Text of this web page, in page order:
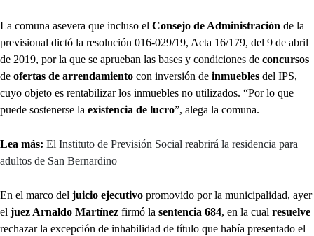
La comuna asevera que incluso el Consejo de Administración de la
previsional dictó la resolución 016-029/19, Acta 16/179, del 9 de abril
de 2019, por la que se aprueban las bases y condiciones de concursos
de ofertas de arrendamiento con inversión de inmuebles del IPS,
cuyo objeto es rentabilizar los inmuebles no utilizados. “Por lo que
puede sostenerse la existencia de lucro”, alega la comuna.
Lea más: El Instituto de Previsión Social reabrirá la residencia para
adultos de San Bernardino
En el marco del juicio ejecutivo promovido por la municipalidad, ayer
el juez Arnaldo Martínez firmó la sentencia 684, en la cual resuelve
rechazar la excepción de inhabilidad de título que había presentado el